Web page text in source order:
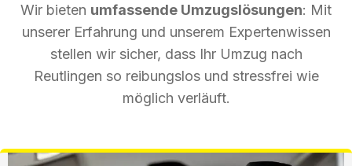
Wir bieten umfassende Umzugslösungen: Mit
unserer Erfahrung und unserem Expertenwissen
stellen wir sicher, dass Ihr Umzug nach
Reutlingen so reibungslos und stressfrei wie
möglich verläuft.